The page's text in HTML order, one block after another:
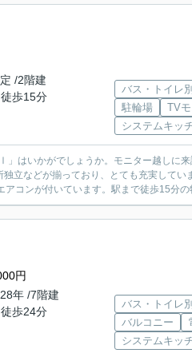
/2階建
徒歩15分
バス・トイレ別
駐輪場
TV
システムキッ
はいかがでしょうか。モニター越しに
立などが揃っており、とても充実してい
コンが付いています。駅まで徒歩15分の
円
年 /7階建
徒歩24分
バス・トイレ別
バルコニー
システムキッ